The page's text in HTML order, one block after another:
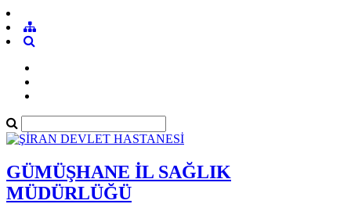
GÜMÜŞHANE İL SAĞLIK
MÜDÜRLÜĞÜ